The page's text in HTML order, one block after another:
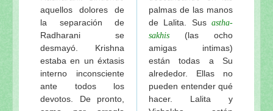
aquellos dolores de
la separación de
Radharani se
desmayó. Krishna
estaba en un éxtasis
interno inconsciente
ante todos los
devotos. De pronto,
palmas de las manos
de Lalita. Sus astha-
sakhis (las ocho
amigas intimas)
están todas a Su
alrededor. Ellas no
pueden entender qué
hacer. Lalita y